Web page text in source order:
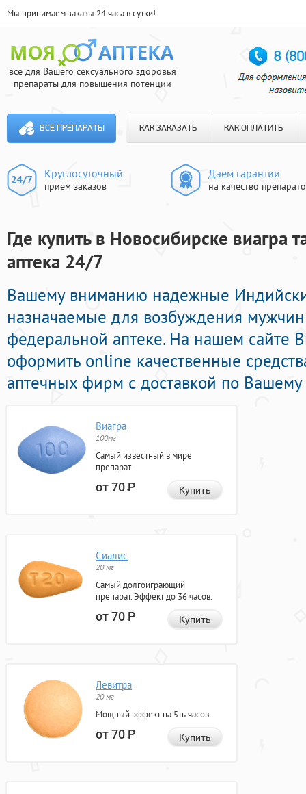
Мы принимаем заказы 24 часа в сутки!
все для Вашего сексуального здоровья
препараты для повышения потенции
ВСЕ ПРЕПАРАТЫ КАК ЗАКАЗАТЬ КАК ОПЛАТИТЬ
Круглосуточный
прием заказов
Даем гарантии
на качество
Где купить в Новосибирске виагра
аптека 24/7
Вашему вниманию надежные
назначаемые для возбуждения
федеральной аптеке. На нашем сайте
оформить online качественные
аптечных фирм с доставкой по Вашему
Виагра
100мг
Самый известный в мире
препарат
от 70Р Купить
Сиалис
20 мг
Самый долгоиграющий
препарат. Эффект до 36 часов.
от 70Р Купить
Левитра
20 мг
Мощный эффект на 5ть часов.
от 70Р Купить